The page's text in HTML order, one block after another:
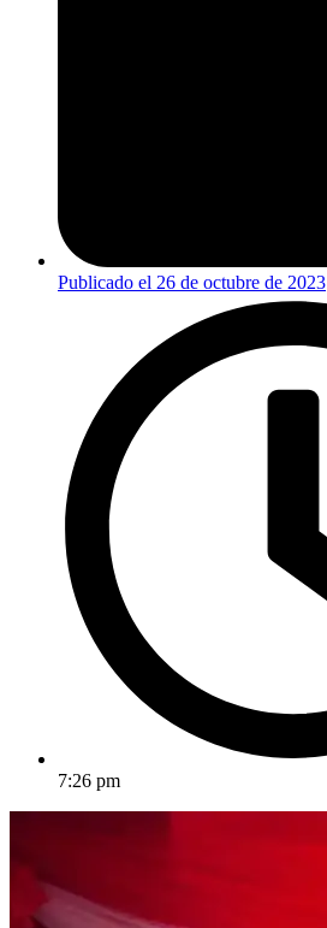
Publicado el 26 de octubre de 2023
7:26 pm